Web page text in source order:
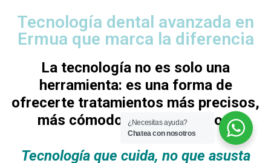
Tecnología dental avanzada en
Ermua que marca la diferencia
La tecnología no es solo una
herramienta: es una forma de
ofrecerte tratamientos más precisos,
más cómodos y más seguros.
Tecnología que cuida, no que asusta
¿Necesitas ayuda?
Chatea con nosotros